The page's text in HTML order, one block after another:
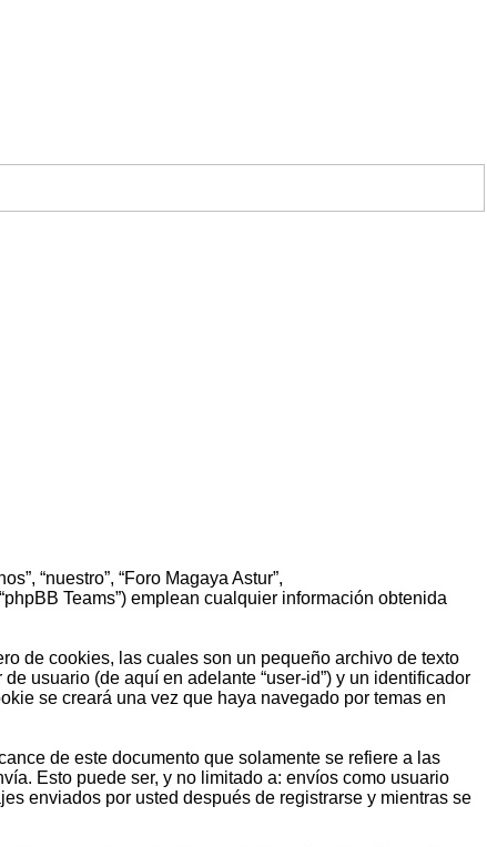
“nuestro”, “Foro Magaya Astur”,
Teams”) emplean cualquier información obtenida
de cookies, las cuales son un pequeño archivo de texto
usuario (de aquí en adelante “user-id”) y un identificador
se creará una vez que haya navegado por temas en
de este documento que solamente se refiere a las
Esto puede ser, y no limitado a: envíos como usuario
enviados por usted después de registrarse y mientras se